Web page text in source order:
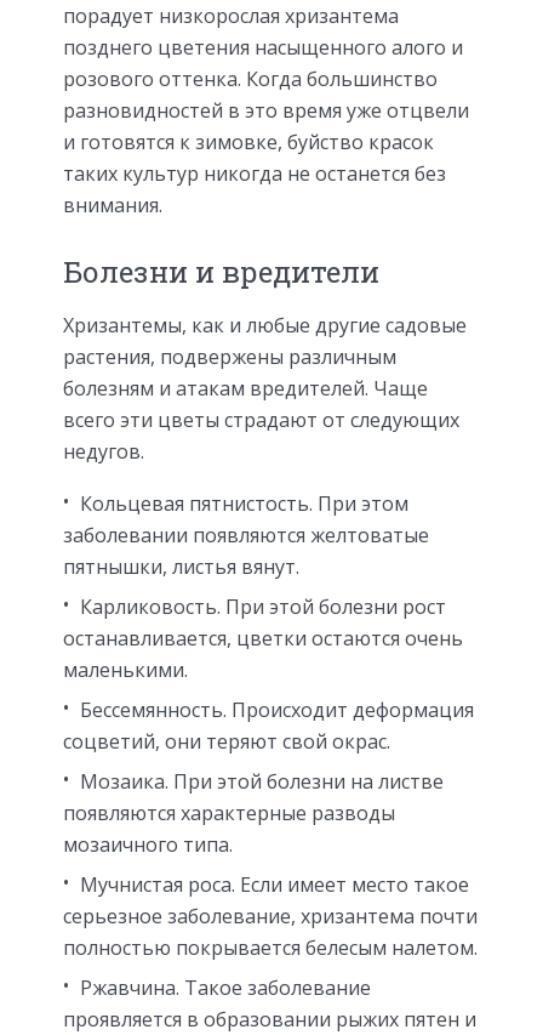
порадует низкорослая хризантема
позднего цветения насыщенного алого и
розового оттенка. Когда большинство
разновидностей в это время уже отцвели
и готовятся к зимовке, буйство красок
таких культур никогда не останется без
внимания.
Болезни и вредители
Хризантемы, как и любые другие садовые
растения, подвержены различным
болезням и атакам вредителей. Чаще
всего эти цветы страдают от следующих
недугов.
Кольцевая пятнистость. При этом
заболевании появляются желтоватые
пятнышки, листья вянут.
Карликовость. При этой болезни рост
останавливается, цветки остаются очень
маленькими.
Бессемянность. Происходит деформация
соцветий, они теряют свой окрас.
Мозаика. При этой болезни на листве
появляются характерные разводы
мозаичного типа.
Мучнистая роса. Если имеет место такое
серьезное заболевание, хризантема почти
полностью покрывается белесым налетом.
Ржавчина. Такое заболевание
проявляется в образовании рыжих пятен и